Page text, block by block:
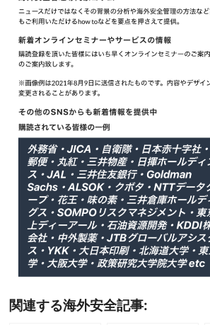
関連する海外安全記事: